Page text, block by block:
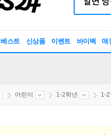
베스트 신상품 이벤트 바이백 매
어린이 1-2학년 1-